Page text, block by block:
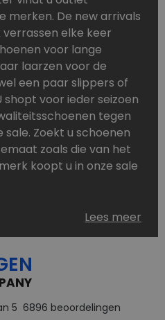
merken. De new arrivals
elke keer
voor lange
laarzen voor de
een paar slippers of
shopt voor ieder seizoen
tegen
Zoekt u schoenen
zoals die van het
koopt u in onze sale
genoeg. Goedkope
van topmerken,
u altijd wel een
u in onze online
Lees meer
5 6896 beoordelingen